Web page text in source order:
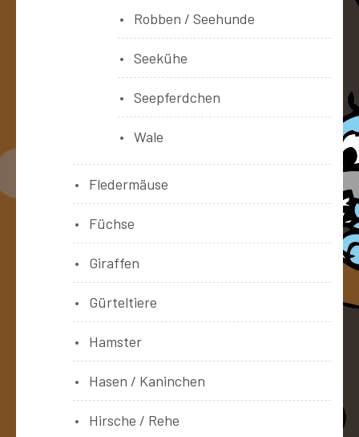
Robben / Seehunde
Seekühe
Seepferdchen
Wale
Fledermäuse
Füchse
Giraffen
Gürteltiere
Hamster
Hasen / Kaninchen
Hirsche / Rehe